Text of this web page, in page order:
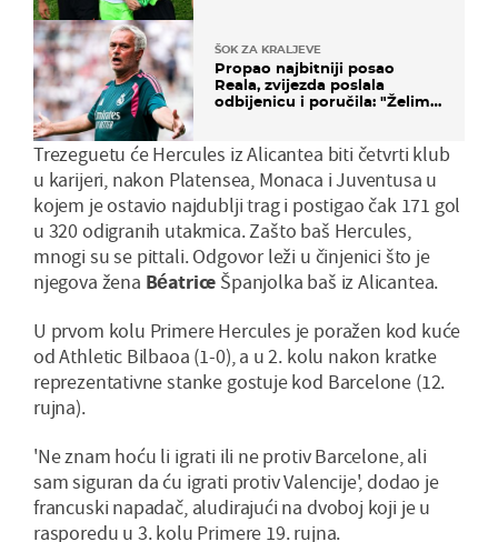
ŠOK ZA KRALJEVE
Propao najbitniji posao
Reala, zvijezda poslala
odbijenicu i poručila: "Želim
Trezeguetu će Hercules iz Alicantea biti četvrti klub
u karijeri, nakon Platensea, Monaca i Juventusa u
kojem je ostavio najdublji trag i postigao čak 171 gol
u 320 odigranih utakmica. Zašto baš Hercules,
mnogi su se pittali. Odgovor leži u činjenici što je
njegova žena Béatrice Španjolka baš iz Alicantea.
U prvom kolu Primere Hercules je poražen kod kuće
od Athletic Bilbaoa (1-0), a u 2. kolu nakon kratke
reprezentativne stanke gostuje kod Barcelone (12.
rujna).
'Ne znam hoću li igrati ili ne protiv Barcelone, ali
sam siguran da ću igrati protiv Valencije', dodao je
francuski napadač, aludirajući na dvoboj koji je u
rasporedu u 3. kolu Primere 19. rujna.